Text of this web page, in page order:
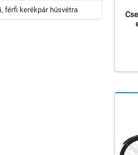
férfi kerékpár húsvétra